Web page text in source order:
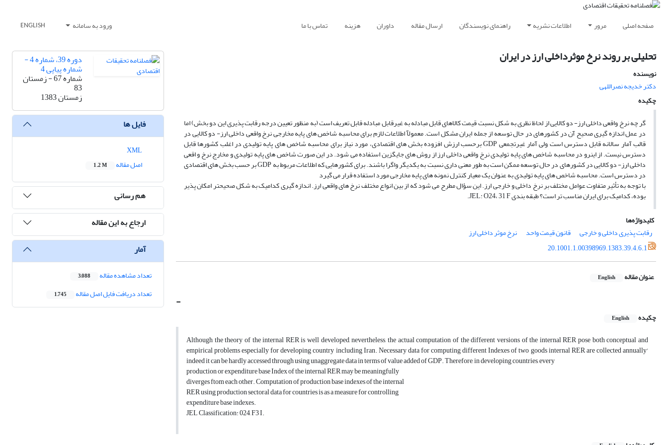
صفحه اصلی مرور اطلاعات نشریه راهنمای نویسندگان ارسال مقاله داوران هزینه تماس با ما ورود به سامانه ENGLISH
تحلیلی بر روند نرخ موثرداخلی ارز در ایران
نویسنده
دکتر خدیجه نصراللهى
چکیده
گر چه نرخ واقعی داخلی ارز- دو کالایی از لحاظ نظری به شکل نسبت قیمت کالاهای قابل مبادله به غیرقابل مبادله قابل تعریف است (به منظور تعیین درجه رقابت پذیری این دو بخش) اما
در عمل اندازه گیری صحیح آن در کشورهای در حال توسعه از جمله ایران مشکل است. معمولآ اطلاعات لازم برای محاسبه شاخص های پایه مخارجی نرخ واقعی داخلی ارز- دو کالایی در
قالب آمار سالانه قابل دسترس است ولی آمار غیرتجمعی GDP برحسب ارزش افزوده بخش های اقتصادی، مورد نیاز برای محاسبه شاخص های پایه تولیدی در اغلب کشورها قابل
دسترس نیست. از اینرو در محاسبه شاخص های پایه تولیدی نرخ واقعی داخلی ارز از روش های جایگزین استفاده می شود. در این صورت شاخص های پایه تولیدی و مخارج نرخ و اقعی
داخلی ارز- دو کالایی در کشورهای در حال توسعه ممکن است به طور معنی داری نسبت به یکدیگر واگرا باشند. برای کشورهایی که اطلاعات مربوط به GDP بر حسب بخش های اقتصادی
در دسترس است. محاسبه شاخص های پایه تولیدی به عنوان یک معیار کنترل نمونه های پایه مخارجی مورد استفاده قرار می گیرد
با توجه به تأثیر متفاوت عوامل مختلف بر نرخ داخلی و خارجی ارز. این سؤال مطرح می شود که از بین انواع مختلف نرخ های واقعی ارز. اندازه گیری کدامیک به شکل صحیحتر امکان پذیر
بوده، کدامیک برای ایران مناسب تر است؟ طبقه بندی JEL: O24، 31 F.
کلیدواژه‌ها
رقابت پذیری داخلی و خارجی
قانون قیمت واحد
نرخ موثر داخلی ارز
20.1001.1.00398969.1383.39.4.6.1
عنوان مقاله English
-
چکیده English
Although the theory of the internal RER is well developed, nevertheless, the actual computation of the different versions of the internal RER pose both conceptual and
empirical problems especially for developing country including Iran. Necessary data for computing different Indexes of two goods internal RER are collected annually'
indeed it can be hardly accessed through using unaggregate data in terms of value added of GDP. Therefore, in developing countries, every
production or expenditure base Index of the internal RER may be meaningfully
diverges ftom each other. Computation of production base indexes of the internal
RER using production sectoral data for countries is as a measure for controlling
expenditure base indexes.
JEL Classification: 024, F3 I.
دوره 39، شماره 4 -
شماره پیاپی 4
شماره 67 - زمستان
83
زمستان 1383
فایل ها
اصل مقاله
1.2 M
هم رسانی
ارجاع به این مقاله
آمار
تعداد مشاهده مقاله 3,088
تعداد دریافت فایل اصل مقاله 1,745